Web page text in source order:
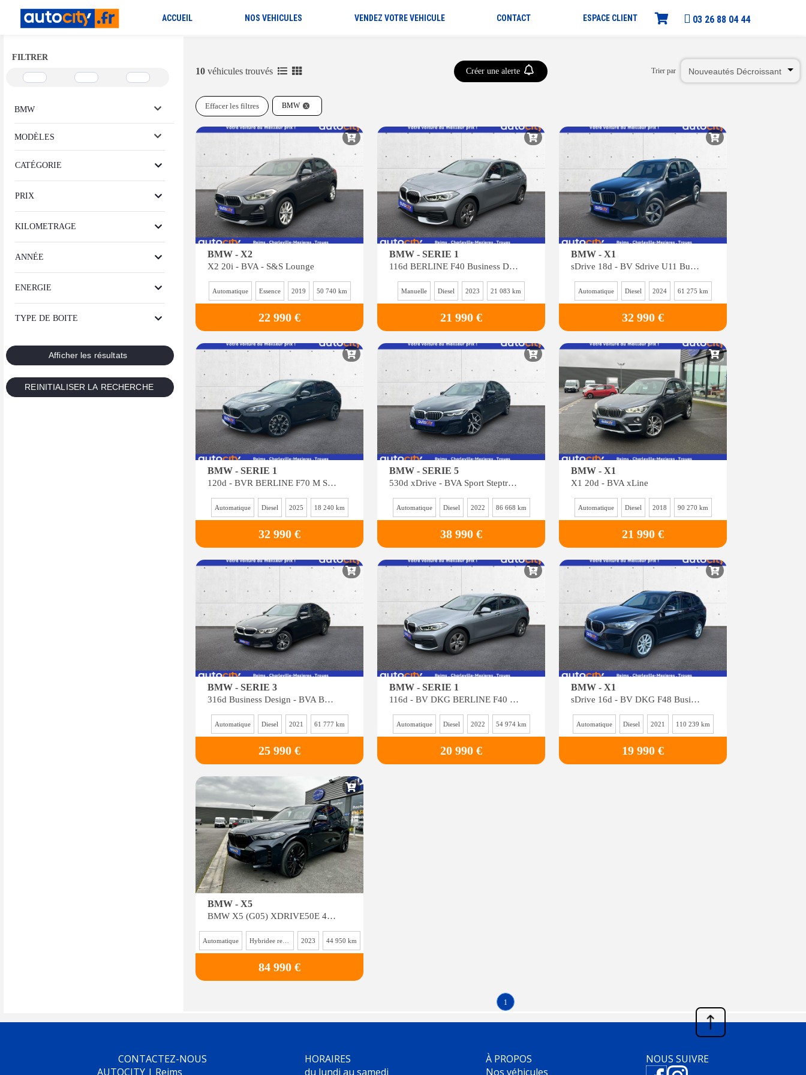
ACCUEIL NOS VEHICULES VENDEZ VOTRE VEHICULE CONTACT ESPACE CLIENT 03 26 88 04 44
FILTRER
BMW
MODÈLES
CATÉGORIE
PRIX
KILOMETRAGE
ANNÉE
ENERGIE
TYPE DE BOITE
10 véhicules trouvés Créer une alerte Trier par
BMW
Effacer les filtres
BMW - X2
X2 20i - BVA - S&S Lounge
Automatique Essence 2019 50 740 km
22 990 €
BMW - SERIE 1
116d BERLINE F40 Business Design
Manuelle Diesel 2023 21 083 km
21 990 €
BMW - X1
sDrive 18d - BV Sdrive U11 Business Design
Automatique Diesel 2024 61 275 km
32 990 €
BMW - SERIE 1
120d - BVR BERLINE F70 M Sport Design
Automatique Diesel 2025 18 240 km
32 990 €
BMW - SERIE 5
530d xDrive - BVA Sport Steptronic BERLINE G30 F90 LCI M Sport PHASE 2
Automatique Diesel 2022 86 668 km
38 990 €
BMW - X1
X1 20d - BVA xLine
Automatique Diesel 2018 90 270 km
21 990 €
BMW - SERIE 3
316d Business Design - BVA BERLINE G20 G80 316d
Automatique Diesel 2021 61 777 km
25 990 €
BMW - SERIE 1
116d - BV DKG BERLINE F40 Business Design
Automatique Diesel 2022 54 974 km
20 990 €
BMW - X1
sDrive 16d - BV DKG F48 Business Design
Automatique Diesel 2021 110 239 km
19 990 €
BMW - X5
BMW X5 (G05) XDRIVE50E 489 M SPORT BVA8
Automatique Hybridee rechargeable essence 2023 44 950 km
84 990 €
1
CONTACTEZ-NOUS
AUTOCITY | Reims
HORAIRES
du lundi au samedi
À PROPOS
Nos véhicules
NOUS SUIVRE